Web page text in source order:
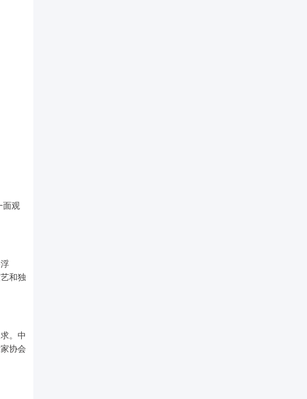
面观
和独
。中
协会